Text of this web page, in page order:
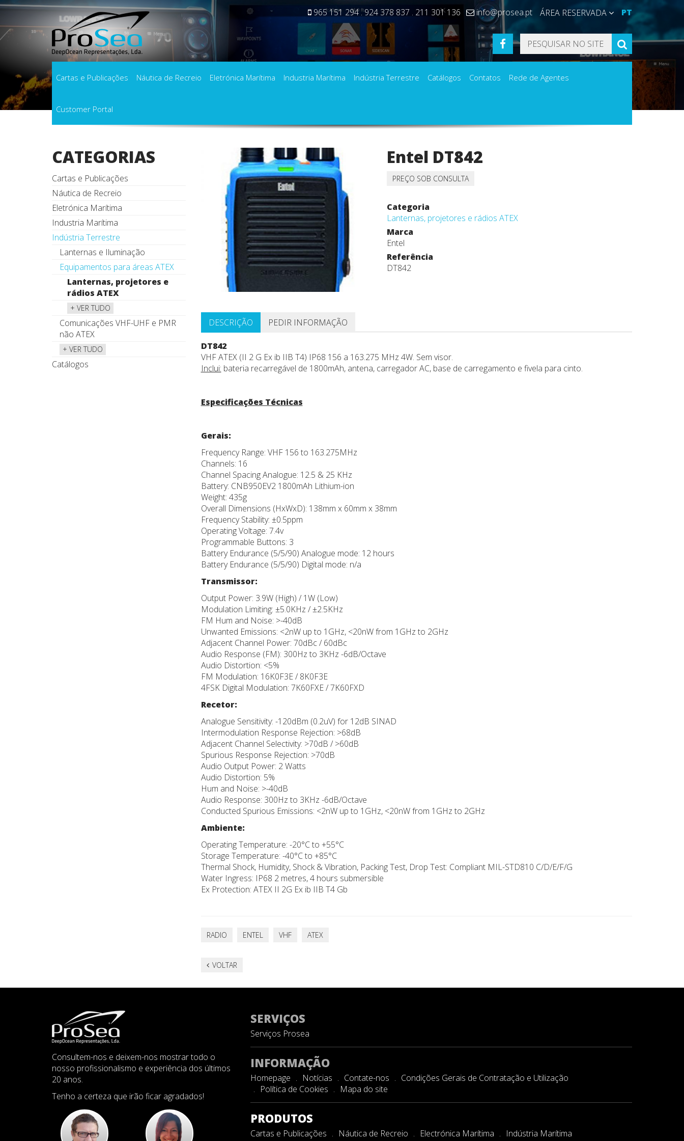
965 151 294 . 924 378 837 . 211 301 136 info@prosea.pt ÁREA RESERVADA PT
FACEBOOK PESQUISAR
Cartas e Publicações Náutica de Recreio Eletrónica Marítima Industria Marítima Indústria Terrestre Catálogos Contatos Rede de Agentes
Customer Portal
Entel DT842
PREÇO SOB CONSULTA
Categoria
Lanternas, projetores e rádios ATEX
Marca
Entel
Referência
DT842
DESCRIÇÃO PEDIR INFORMAÇÃO
DT842
VHF ATEX (II 2 G Ex ib IIB T4) IP68 156 a 163.275 MHz 4W. Sem visor.
Inclui: bateria recarregável de 1800mAh, antena, carregador AC, base de carregamento e fivela para cinto.
Especificações Técnicas
Gerais:
Frequency Range: VHF 156 to 163.275MHz
Channels: 16
Channel Spacing Analogue: 12.5 & 25 KHz
Battery: CNB950EV2 1800mAh Lithium-ion
Weight: 435g
Overall Dimensions (HxWxD): 138mm x 60mm x 38mm
Frequency Stability: ±0.5ppm
Operating Voltage: 7.4v
Programmable Buttons: 3
Battery Endurance (5/5/90) Analogue mode: 12 hours
Battery Endurance (5/5/90) Digital mode: n/a
Transmissor:
Output Power: 3.9W (High) / 1W (Low)
Modulation Limiting: ±5.0KHz / ±2.5KHz
FM Hum and Noise: >-40dB
Unwanted Emissions: <2nW up to 1GHz, <20nW from 1GHz to 2GHz
Adjacent Channel Power: 70dBc / 60dBc
Audio Response (FM): 300Hz to 3KHz -6dB/Octave
Audio Distortion: <5%
FM Modulation: 16K0F3E / 8K0F3E
4FSK Digital Modulation: 7K60FXE / 7K60FXD
Recetor:
Analogue Sensitivity: -120dBm (0.2uV) for 12dB SINAD
Intermodulation Response Rejection: >68dB
Adjacent Channel Selectivity: >70dB / >60dB
Spurious Response Rejection: >70dB
Audio Output Power: 2 Watts
Audio Distortion: 5%
Hum and Noise: >-40dB
Audio Response: 300Hz to 3KHz -6dB/Octave
Conducted Spurious Emissions: <2nW up to 1GHz, <20nW from 1GHz to 2GHz
Ambiente:
Operating Temperature: -20°C to +55°C
Storage Temperature: -40°C to +85°C
Thermal Shock, Humidity, Shock & Vibration, Packing Test, Drop Test: Compliant MIL-STD810 C/D/E/F/G
Water Ingress: IP68 2 metres, 4 hours submersible
Ex Protection: ATEX II 2G Ex ib IIB T4 Gb
RADIO ENTEL VHF ATEX
VOLTAR
CATEGORIAS
Cartas e Publicações
Náutica de Recreio
Eletrónica Marítima
Industria Marítima
Indústria Terrestre
Lanternas e Iluminação
Equipamentos para áreas ATEX
Lanternas, projetores e
rádios ATEX
+ VER TUDO
Comunicações VHF-UHF e PMR
não ATEX
+ VER TUDO
Catálogos
Consultem-nos e deixem-nos mostrar todo o
nosso profissionalismo e experiência dos últimos
20 anos.
Tenho a certeza que irão ficar agradados!
SERVIÇOS
Serviços Prosea
INFORMAÇÃO
Homepage Notícias Contate-nos
Condições Gerais de Contratação e Utilização
Política de Cookies
Mapa do site
PRODUTOS
Cartas e Publicações Náutica de Recreio Electrónica Marítima
Indústria Marítima